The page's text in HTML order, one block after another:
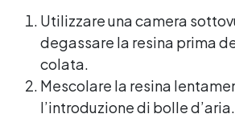
Utilizzare una camera
degassare la resina prima
colata.
Mescolare la resina
l’introduzione di bolle d’aria.